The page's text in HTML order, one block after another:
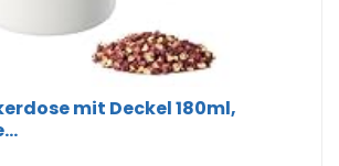
mit Deckel 180ml,